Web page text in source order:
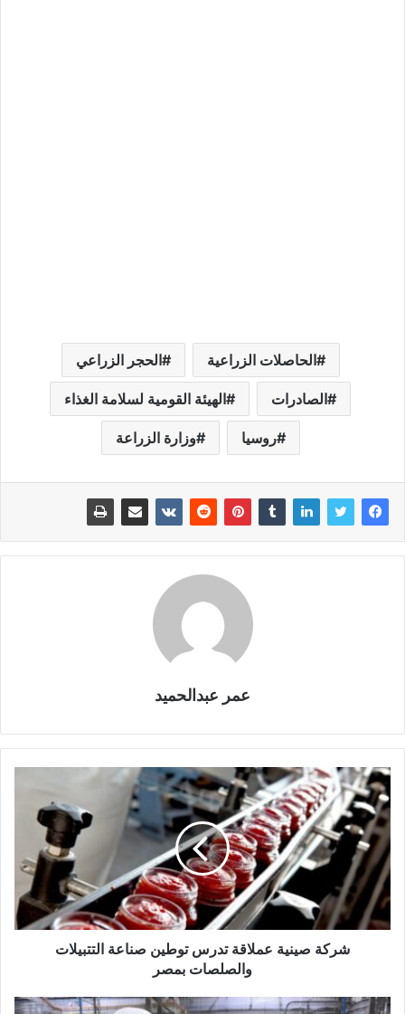
الحاصلات الزراعية الحجر الزراعي
الصادرات الهيئة القومية لسلامة الغذاء
روسيا وزارة الزراعة
عمر عبدالحميد
شركة صينية عملاقة تدرس توطين صناعة التتبيلات
والصلصات بمصر